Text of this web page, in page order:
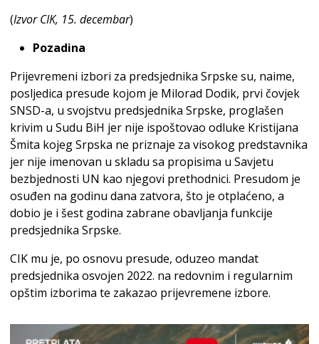
(Izvor CIK, 15. decembar)
Pozadina
Prijevremeni izbori za predsjednika Srpske su, naime,
posljedica presude kojom je Milorad Dodik, prvi čovjek
SNSD-a, u svojstvu predsjednika Srpske, proglašen
krivim u Sudu BiH jer nije ispoštovao odluke Kristijana
Šmita kojeg Srpska ne priznaje za visokog predstavnika
jer nije imenovan u skladu sa propisima u Savjetu
bezbjednosti UN kao njegovi prethodnici. Presudom je
osuđen na godinu dana zatvora, što je otplaćeno, a
dobio je i šest godina zabrane obavljanja funkcije
predsjednika Srpske.
CIK mu je, po osnovu presude, oduzeo mandat
predsjednika osvojen 2022. na redovnim i regularnim
opštim izborima te zakazao prijevremene izbore.